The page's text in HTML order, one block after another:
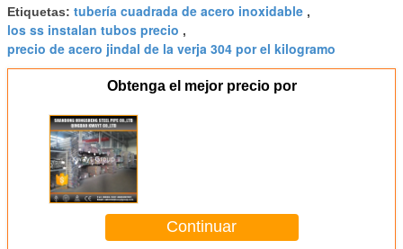
Etiquetas: tubería cuadrada de acero inoxidable ,
los ss instalan tubos precio ,
precio de acero jindal de la verja 304 por el kilogramo
Obtenga el mejor precio por
Continuar